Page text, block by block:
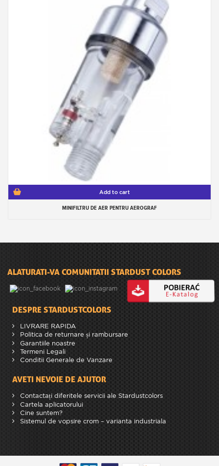
Add to cart
MINIFILTRU DE AER PENTRU AEROGRAF
ALATURATI-VA COMUNITATII STARDUST COLORS
DESPRE STARDUSTCOLORS
LIVRARE RAPIDA
Politica de returnare și rambursare
Garantiile noastre
Termeni Legali
Conditii Generale de Vanzare
AVETI NEVOIE DE AJUTOR
Contactați diferitele servicii ale Stardustcolors
Cartela aplicatorului
Cine suntem?
Sistemul de vopsire crom – varianta industriala